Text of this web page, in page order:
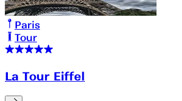
Paris
Tour
La Tour Eiffel